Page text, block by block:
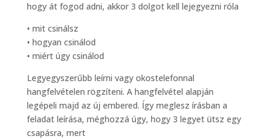
hogy át fogod adni, akkor 3 dolgot kell lejegyezni róla
• mit csinálsz
• hogyan csinálod
• miért úgy csinálod
Legyegyszerűbb leírni vagy okostelefonnal
hangfelvételen rögzíteni. A hangfelvétel alapján
legépeli majd az új embered. Így meglesz írásban a
feladat leírása, méghozzá úgy, hogy 3 legyet ütsz egy
csapásra, mert